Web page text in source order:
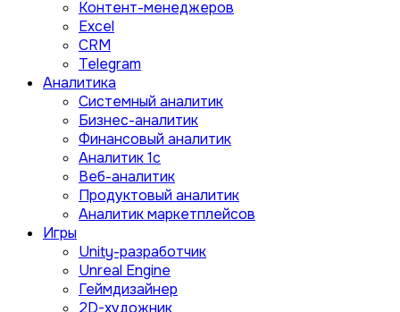
Контент-менеджеров
Excel
CRM
Telegram
Аналитика
Системный аналитик
Бизнес-аналитик
Финансовый аналитик
Aналитик 1с
Веб-аналитик
Продуктовый аналитик
Аналитик маркетплейсов
Игры
Unity-разработчик
Unreal Engine
Геймдизайнер
2D-художник